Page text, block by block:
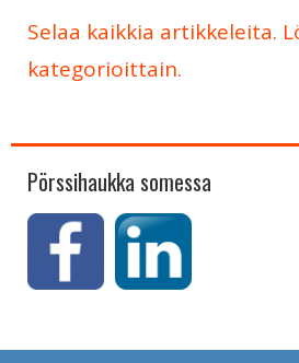
Selaa kaikkia artikkeleita.
kategorioittain.
Pörssihaukka somessa